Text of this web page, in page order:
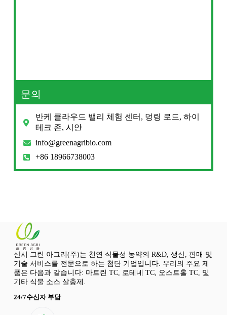
문의
반케 클라우드 밸리 체험 센터, 덩링 로드, 하이
테크 존, 시안
info@greenagribio.com
+86 18966738003
산시 그린 아그리(주)는 천연 식물성 농약의 R&D, 생산, 판매 및
기술 서비스를 전문으로 하는 첨단 기업입니다. 우리의 주요 제
품은 다음과 같습니다: 마트린 TC, 로테네 TC, 오스트홀 TC, 및
기타 식물 소스 살충제.
24/7수신자 부담